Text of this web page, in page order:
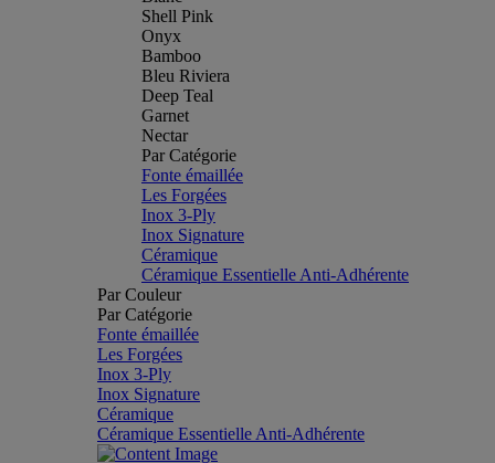
Shell Pink
Onyx
Bamboo
Bleu Riviera
Deep Teal
Garnet
Nectar
Par Catégorie
Fonte émaillée
Les Forgées
Inox 3-Ply
Inox Signature
Céramique
Céramique Essentielle Anti-Adhérente
Par Couleur
Par Catégorie
Fonte émaillée
Les Forgées
Inox 3-Ply
Inox Signature
Céramique
Céramique Essentielle Anti-Adhérente